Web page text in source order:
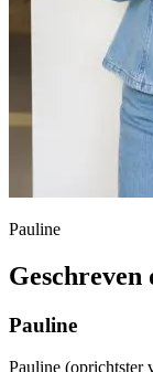
Pauline
Geschreven
Pauline
Pauline (oprichtster